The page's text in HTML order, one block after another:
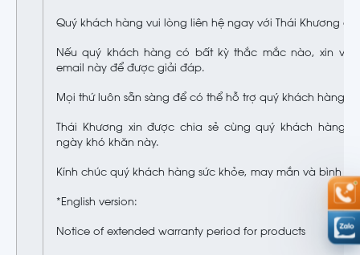
Quý khách hàng vui lòng liên hệ ngay với Thái Khương để
Nếu quý khách hàng có bất kỳ thắc mắc nào, xin vui
email này để được giải đáp.
Mọi thứ luôn sẵn sàng để có thể hỗ trợ quý khách hàng
Thái Khương xin được chia sẻ cùng quý khách hàng
ngày khó khăn này.
Kính chúc quý khách hàng sức khỏe, may mắn và bình
*English version:
Notice of extended warranty period for products